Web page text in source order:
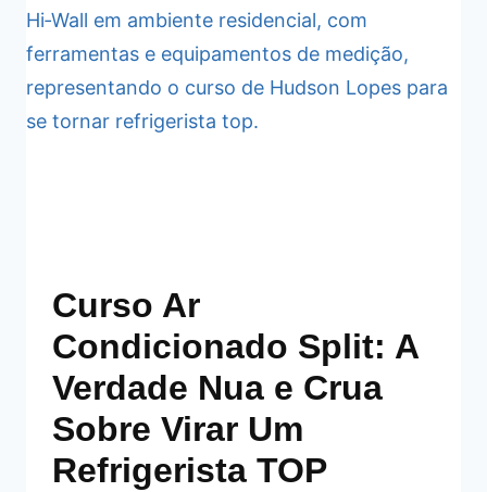
Curso Ar
Condicionado Split: A
Verdade Nua e Crua
Sobre Virar Um
Refrigerista TOP